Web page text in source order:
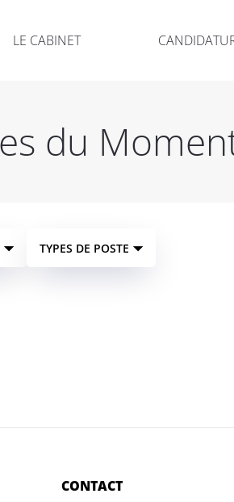
LE CABINET
du
TYPES DE POSTE
CONTACT